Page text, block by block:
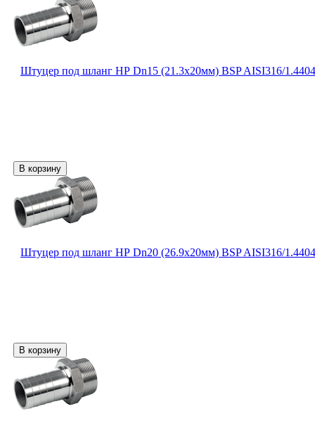
Штуцер под шланг НР Dn15 (21.3х20мм) BSP AISI316/1.4404
Штуцер под шланг НР Dn20 (26.9х20мм) BSP AISI316/1.4404